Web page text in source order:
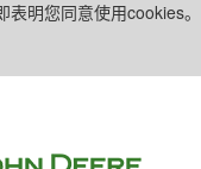
明您同意使用cookies。